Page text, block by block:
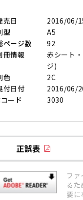
売日
2016/06/
型
A5
ページ数
92
冊情報
赤シート
ジ)
色
2C
付日付
2016/06/
ード
3030
正誤表
フ
る
要に